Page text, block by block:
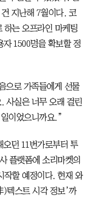
지난해 7월이다. 코
하는 오프라인 마케팅
자 1500명을 확보할 정
으로 가족들에게 선물
사실은 너무 오래 걸린
이었으니까요.”
오던 11번가로부터 투
플랫폼에 소리마켓의
작할 예정이다. 현재 와
)텍스트 시각 정보’까